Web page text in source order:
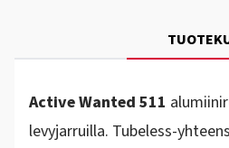
Active Wanted 511
levyjarruilla. Tubeless-